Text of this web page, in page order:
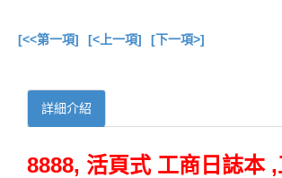
[<<第一項] [<上一項] [下一項>]
詳細介紹
8888, 活頁式 工商日誌本